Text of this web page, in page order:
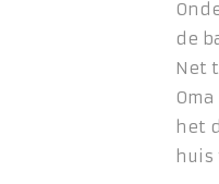
de
Net
het
huis